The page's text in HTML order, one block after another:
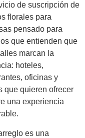
de suscripción de
florales para
pensado para
que entienden que
marcan la
hoteles,
oficinas y
que quieren ofrecer
una experiencia
es una